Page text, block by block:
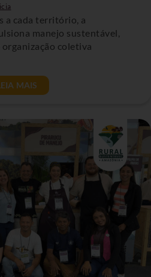
a cada território, a
manejo sustentável,
coletiva
MAIS